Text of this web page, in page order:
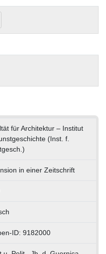
für Architektur – Institut
(Inst. f.
in einer Zeitschrift
ID: 9182000